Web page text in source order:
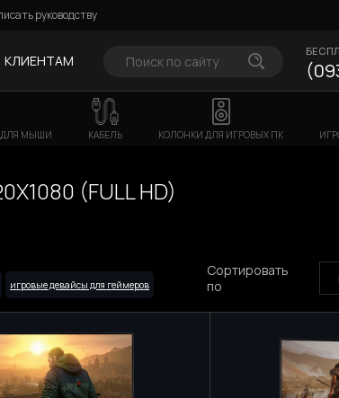
руководству
КЛИЕНТАМ
ДЛЯ МЫШИ КАБЕЛЬ КОЛОНКИ ДЛЯ ИГРОВЫХ ПК
(FULL HD)
игровые девайсы для геймеров
Сортировать
по